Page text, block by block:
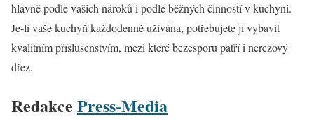
hlavně podle vašich nároků i podle běžných činností v kuchyni.
Je-li vaše kuchyň každodenně užívána, potřebujete ji vybavit
kvalitním příslušenstvím, mezi které bezesporu patří i nerezový
dřez.
Redakce Press-Media